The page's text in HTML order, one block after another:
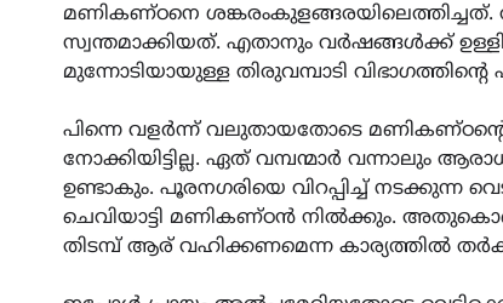
മണികണ്ഠനെ
സ്വന്തമാക്കിയത്. എതാനും വർഷങ്ങൾക്ക്
മുന്നോടിയായുള്ള തിരുവമ്പാടി
പിന്നെ വളർന്ന് വലുതായതോടെ
നോക്കിയിട്ടില്ല. ഏത് വമ്പന്മാർ വന്നാലും
ഉണ്ടാകും. പൂരനഗരിയെ വിറപ്പിച്ച് നടക്കുന്ന
ചെവിയാട്ടി മണികണ്ഠൻ നിൽക്കും.
തിടമ്പ് ആര് വഹിക്കണമെന്ന കാര്യത്തിൽ